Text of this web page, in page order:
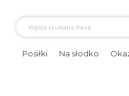
Posiłki Na słodko